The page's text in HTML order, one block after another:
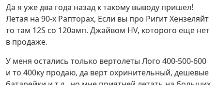
Да я уже два года назад к такому выводу пришел!
Летая на 90-х Рапторах, Если вы про Ригит Хензеляйт
то там 12S со 120амп. Джайвом HV, которого еще нет
в продаже.
У меня остались только вертолеты Лого 400-500-600
и то 400ку продаю, да верт охринительный, дешевые